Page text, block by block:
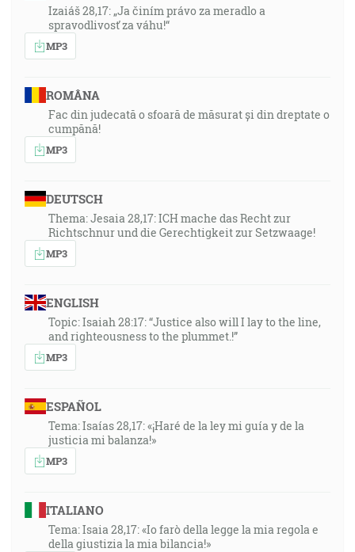
Izaiáš 28,17: „Ja činím právo za meradlo a
spravodlivosť za váhu!“
MP3
ROMÂNA
Fac din judecată o sfoară de măsurat și din dreptate o
cumpănă!
MP3
DEUTSCH
Thema: Jesaia 28,17: ICH mache das Recht zur
Richtschnur und die Gerechtigkeit zur Setzwaage!
MP3
ENGLISH
Topic: Isaiah 28:17: “Justice also will I lay to the line,
and righteousness to the plummet.!”
MP3
ESPAÑOL
Tema: Isaías 28,17: «¡Haré de la ley mi guía y de la
justicia mi balanza!»
MP3
ITALIANO
Tema: Isaia 28,17: «Io farò della legge la mia regola e
della giustizia la mia bilancia!»